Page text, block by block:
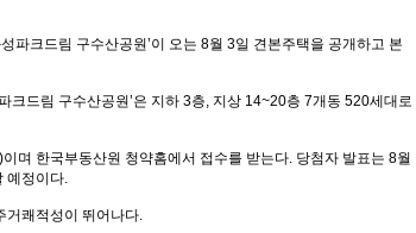
파크드림 구수산공원’이 오는 8월 3일 견본주택을 공개하고 본
드림 구수산공원’은 지하 3층, 지상 14~20층 7개동 520세대로
며 한국부동산원 청약홈에서 접수를 받는다. 당첨자 발표는 8월
예정이다.
거쾌적성이 뛰어나다.